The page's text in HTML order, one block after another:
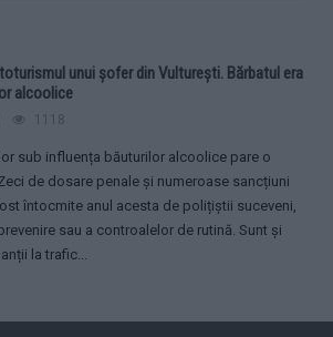
unui șofer din Vulturești. Bărbatul era
alcoolice
1118
sub influența băuturilor alcoolice pare o
de dosare penale și numeroase sancțiuni
întocmite anul acesta de polițiștii suceveni,
sau a controalelor de rutină. Sunt și
la trafic...